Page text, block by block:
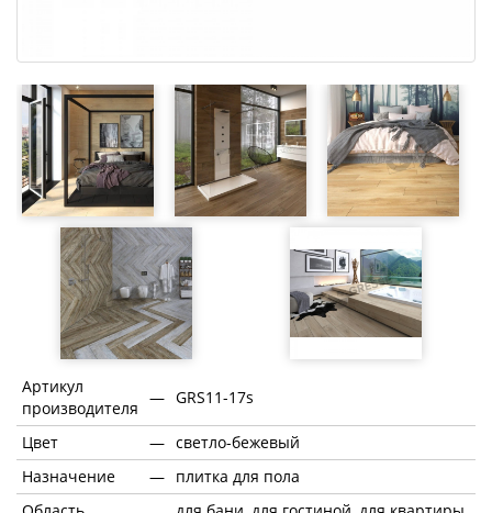
Артикул
производителя
— GRS11-17s
Цвет — светло-бежевый
Назначение
— плитка для пола